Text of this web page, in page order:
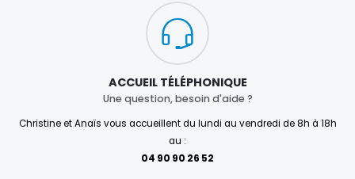
ACCUEIL TÉLÉPHONIQUE
Une question, besoin d'aide ?
Christine et Anaïs vous accueillent du lundi au vendredi de 8h à 18h
au :
04 90 90 26 52